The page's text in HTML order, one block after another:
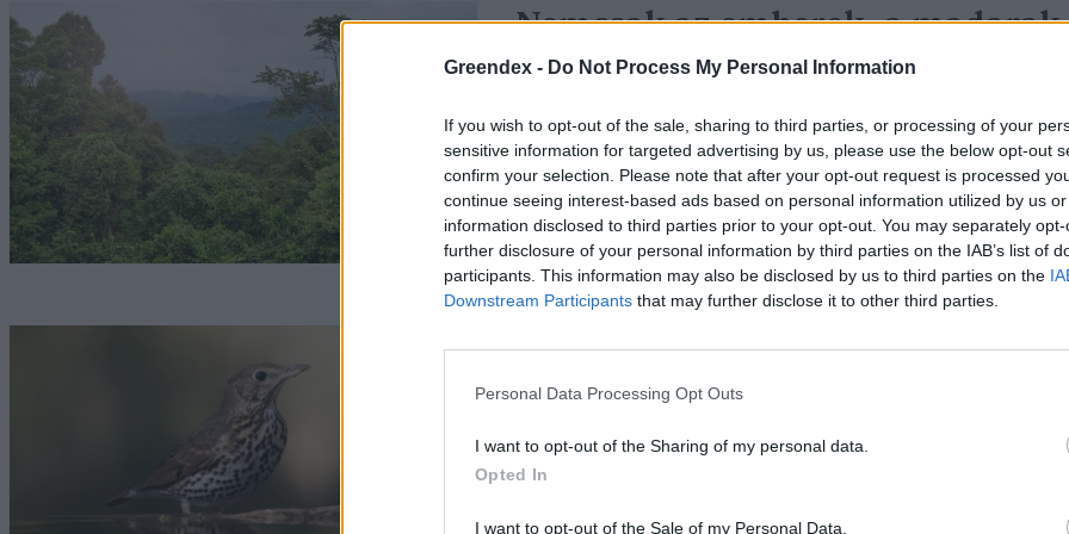
Greendex - Do Not Process My Personal Information
If you wish to opt-out of the sale, sharing to third parties, or processing of your
sensitive information for targeted advertising by us, please use the below opt-out
confirm your selection. Please note that after your opt-out request is processed
continue seeing interest-based ads based on personal information utilized by us
information disclosed to third parties prior to your opt-out. You may separately
further disclosure of your personal information by third parties on the IAB’s list of
participants. This information may also be disclosed by us to third parties on the
Downstream Participants that may further disclose it to other third parties.
Personal Data Processing Opt Outs
I want to opt-out of the Sharing of my personal data.
Opted In
I want to opt-out of the Sale of my Personal Data.
Nemcsak az emberek, a madarak
is értik a „tájszólást” Mozambik
erdeiben
Greendex Szemle
Egy énekes lett az év madara?
Greendex Szemle